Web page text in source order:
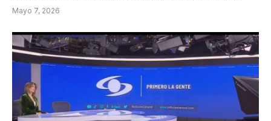
Mayo 7, 2026